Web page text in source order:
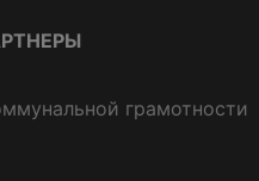
грамотности